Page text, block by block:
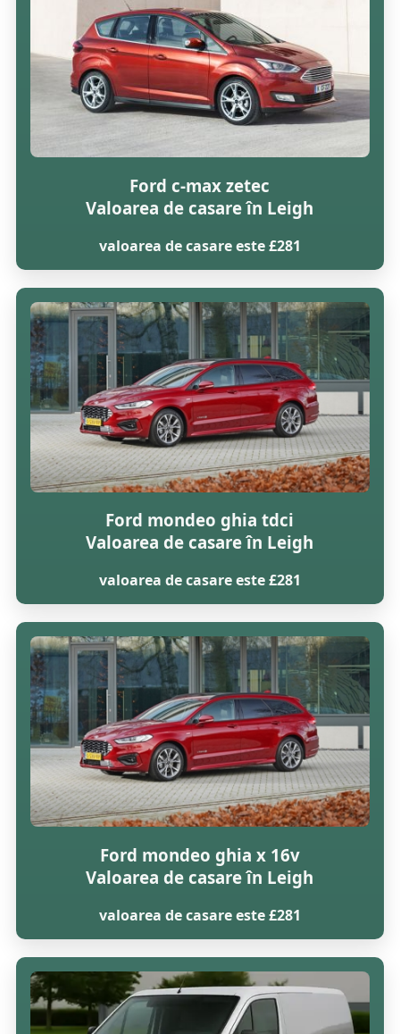
Ford c-max zetec
Valoarea de casare în Leigh
valoarea de casare este £281
Ford mondeo ghia tdci
Valoarea de casare în Leigh
valoarea de casare este £281
Ford mondeo ghia x 16v
Valoarea de casare în Leigh
valoarea de casare este £281